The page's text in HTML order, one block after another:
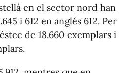
en el sector nord han
i 612 en anglés 612. Per
de 18.660 exemplars i